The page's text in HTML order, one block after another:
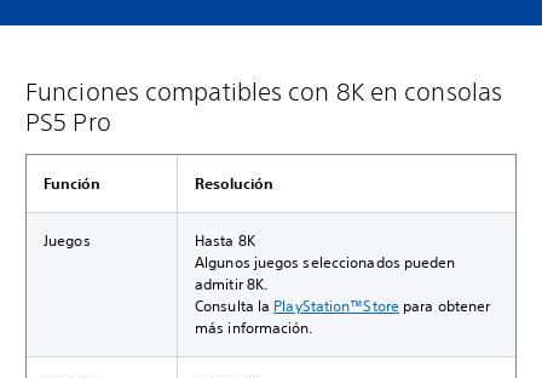
Funciones compatibles con 8K en consolas
PS5 Pro
Función Resolución
Juegos
Hasta 8K
Algunos juegos seleccionados pueden
admitir 8K.
Consulta la PlayStation™Storepara obtener
más información.